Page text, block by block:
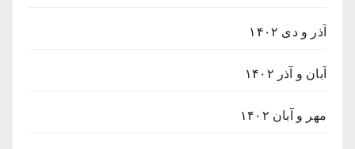
آذر و دی ۱۴۰۲
آبان و آذر ۱۴۰۲
مهر و آبان ۱۴۰۲